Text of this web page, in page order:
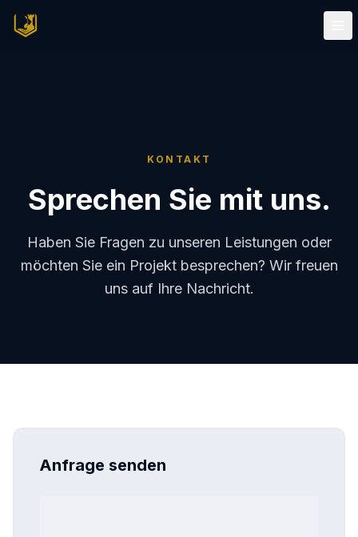
KONTAKT
Sprechen Sie mit uns.
Haben Sie Fragen zu unseren Leistungen oder
möchten Sie ein Projekt besprechen? Wir freuen
uns auf Ihre Nachricht.
Anfrage senden